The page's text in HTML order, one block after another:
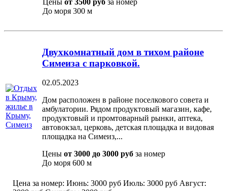
Цены от 3500 руб за номер
До моря 300 м
Двухкомнатный дом в тихом районе
Симеиза с парковкой.
02.05.2023
Дом расположен в районе поселкового совета и
амбулатории. Рядом продуктовый магазин, кафе,
продуктовый и промтоварный рынки, аптека,
автовокзал, церковь, детская площадка и видовая
площадка на Симеиз,...
Цены от 3000 до 3000 руб за номер
До моря 600 м
Цена за номер: Июнь: 3000 руб Июль: 3000 руб Август: